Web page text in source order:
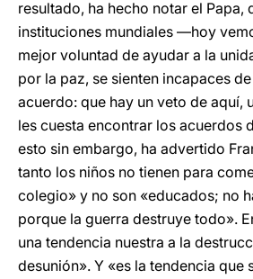
resultado, ha hecho notar el Papa,
instituciones mundiales —hoy
mejor voluntad de ayudar a la
por la paz, se sienten incapaces
acuerdo: que hay un veto de aquí,
les cuesta encontrar los acuerdos
esto sin embargo, ha advertido
tanto los niños no tienen para
colegio» y no son «educados; no
porque la guerra destruye todo».
una tendencia nuestra a la
desunión». Y «es la tendencia que